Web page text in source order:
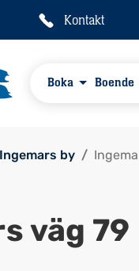
Kontakt
Boka Boende
Ingemars by
väg 79